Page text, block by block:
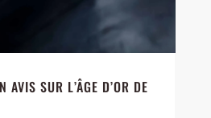
AVIS SUR L’ÂGE D’OR DE